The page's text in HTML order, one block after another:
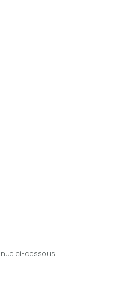
ci-dessous